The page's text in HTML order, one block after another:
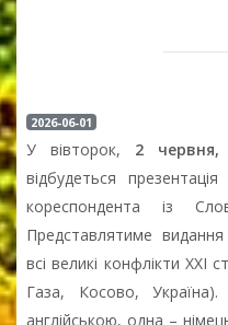
2026-06-01
У вівторок, 2 червня,
відбудеться
кореспондента із
Представлятиме
всі великі конфлікти ХХІ
Газа, Косово,
англійською, одна –